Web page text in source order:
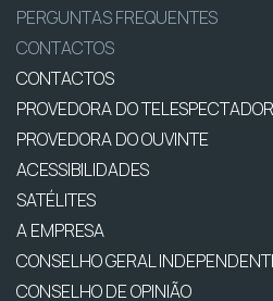
PERGUNTAS FREQUENTES
CONTACTOS
CONTACTOS
PROVEDORA DO TELESPECTADOR
PROVEDORA DO OUVINTE
ACESSIBILIDADES
SATÉLITES
A EMPRESA
CONSELHO GERAL
CONSELHO DE OPINIÃO